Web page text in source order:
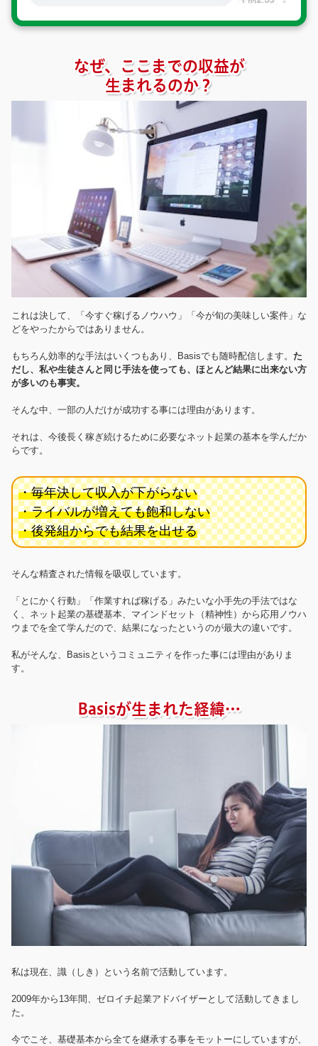
なぜ、ここまでの収益が
生まれるのか？
これは決して、「今すぐ稼げるノウハウ」「今が旬の美味しい案件」な
どをやったからではありません。
もちろん効率的な手法はいくつもあり、Basisでも随時配信します。 た
だし、私や生徒さんと同じ手法を使っても、ほとんど結果に出来ない方
が多いのも事実。
そんな中、一部の人だけが成功する事には理由があります。
それは、今後長く稼ぎ続けるために必要なネット起業の基本を学んだか
らです。
・毎年決して収入が下がらない
・ライバルが増えても飽和しない
・後発組からでも結果を出せる
そんな精査された情報を吸収しています。
「とにかく行動」「作業すれば稼げる」みたいな小手先の手法ではな
く、ネット起業の基礎基本、マインドセット（精神性）から応用ノウハ
ウまでを全て学んだので、結果になったというのが最大の違いです。
私がそんな、Basisというコミュニティを作った事には理由がありま
す。
Basisが生まれた経緯…
私は現在、識（しき）という名前で活動しています。
2009年から13年間、ゼロイチ起業アドバイザーとして活動してきまし
た。
今でこそ、基礎基本から全てを継承する事をモットーにしていますが、